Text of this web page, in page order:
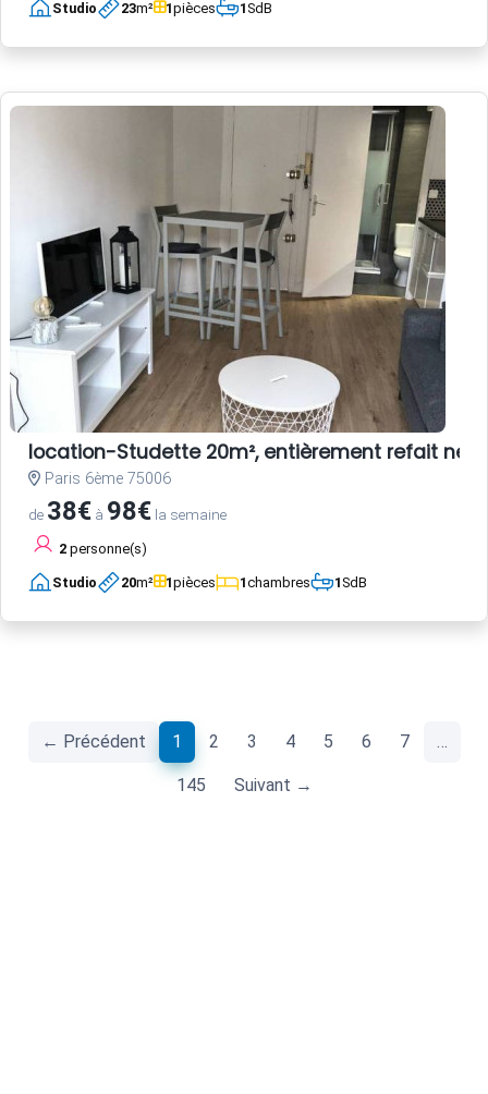
Studio 23m² 1pièces 1SdB
location-Studette 20m², entièrement refait neuf
Paris 6ème 75006
de 38€ à 98€ la semaine
2 personne(s)
Studio 20m² 1pièces 1chambres 1SdB
← Précédent 1 (current)
2 3 4 5 6 7 …
145 Suivant →